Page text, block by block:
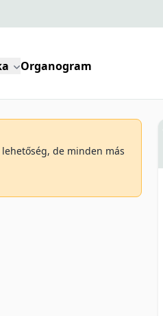
Organogram
de minden más